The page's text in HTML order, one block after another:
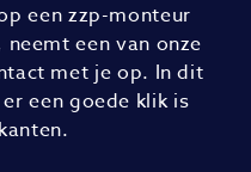
een zzp-monteur
een van onze
met je op. In dit
een goede klik is